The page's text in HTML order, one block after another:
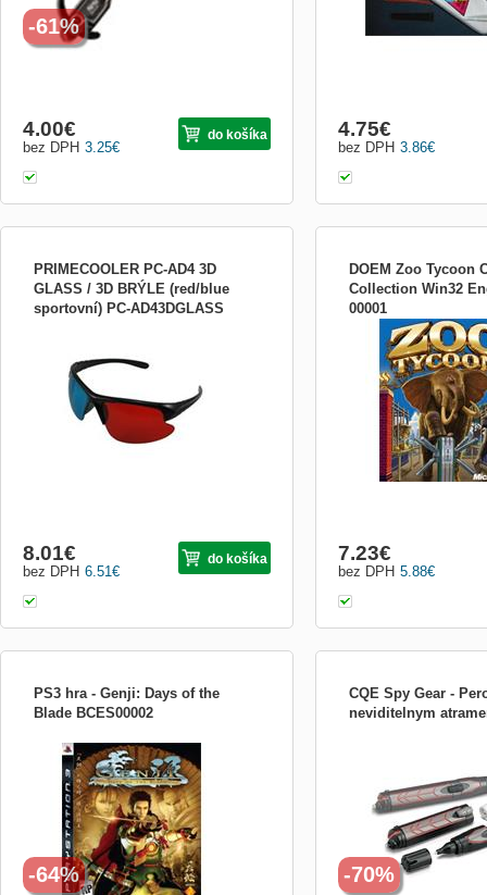
3.25€
bez DPH
4.00€ do košíka
-61%
3.86€
bez DPH
4.75€
PRIMECOOLER PC-AD4 3D
GLASS / 3D BRÝLE (red/blue
sportovní) PC-AD43DGLASS
fotografií můžete použít freeware Anaglyph
Maker.
6.51€
bez DPH
8.01€ do košíka
DOEM Zoo Tycoon
Collection Win32
00001
5.88€
bez DPH
7.23€
PS3 hra - Genji: Days of the
Blade BCES00002
Genji: Days of the Blade Hra pre
Playstation 3 Genji : Days of The Blade.
Pokračovanie mierne nedocenenej PS2
akcie Genji, ktorá sa odohráva tri roky po
konci pôvodnej hry. Opäť pôjde o akčnú
adventúru zasiahnutú do nádherných
miest feudálneho Japonska,
-64%
CQE Spy Gear -
neviditelnym
-70%